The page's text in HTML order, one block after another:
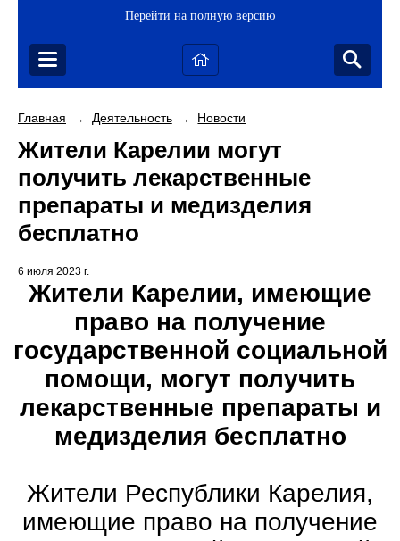
Перейти на полную версию
Главная → Деятельность → Новости
Жители Карелии могут
получить лекарственные
препараты и медизделия
бесплатно
6 июля 2023 г.
Жители Карелии, имеющие
право на получение
государственной социальной
помощи, могут получить
лекарственные препараты и
медизделия бесплатно
Жители Республики Карелия,
имеющие право на получение